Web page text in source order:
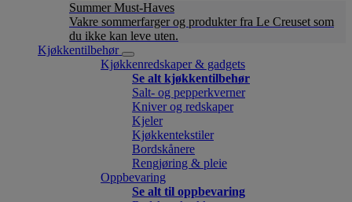
Summer Must-Haves
Vakre sommerfarger og produkter fra Le Creuset som
du ikke kan leve uten.
Kjøkkentilbehør
Kjøkkenredskaper & gadgets
Se alt kjøkkentilbehør
Salt- og pepperkverner
Kniver og redskaper
Kjeler
Kjøkkentekstiler
Bordskånere
Rengjøring & pleie
Oppbevaring
Se alt til oppbevaring